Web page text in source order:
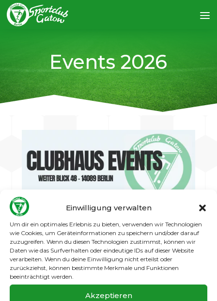
Einwilligung verwalten
Um dir ein optimales Erlebnis zu bieten, verwenden wir Technologien
wie Cookies, um Geräteinformationen zu speichern und/oder darauf
zuzugreifen. Wenn du diesen Technologien zustimmst, können wir
Daten wie das Surfverhalten oder eindeutige IDs auf dieser Website
verarbeiten. Wenn du deine Einwilligung nicht erteilst oder
zurückziehst, können bestimmte Merkmale und Funktionen
beeinträchtigt werden.
Akzeptieren
Events 2026